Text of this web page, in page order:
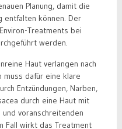
Planung, damit die
entfalten können. Der
Treatments bei
werden.
Haut verlangen nach
muss dafür eine klare
Entzündungen, Narben,
durch eine Haut mit
voranschreitenden
Fall wirkt das Treatment